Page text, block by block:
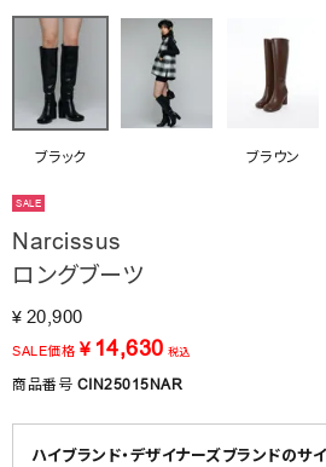
はじめてご利用の方へ
お問い合わせ
ブラック ブラウン
SALE
Narcissus
ロングブーツ
¥ 20,900
SALE価格 ¥ 14,630 税込
商品番号 CIN25015NAR
ハイブランド・デザイナーズブランドのサ